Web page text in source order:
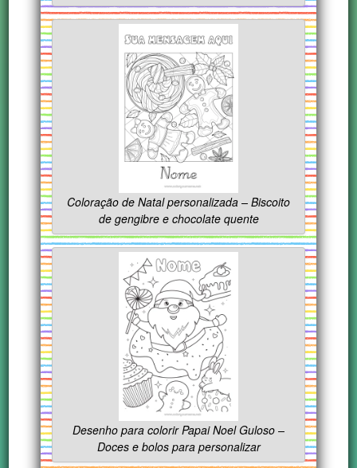
Coloração de Natal personalizada – Biscoito
de gengibre e chocolate quente
Desenho para colorir Papai Noel Guloso –
Doces e bolos para personalizar